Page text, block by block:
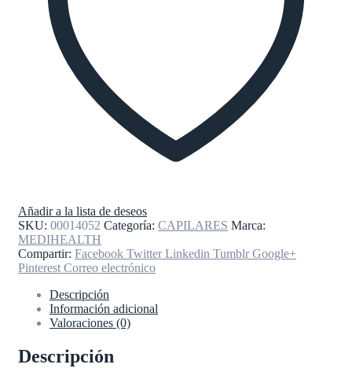
Añadir a la lista de deseos
SKU: 00014052 Categoría: CAPILARES Marca:
MEDIHEALTH
Compartir: Facebook Twitter Linkedin Tumblr Google+
Pinterest Correo electrónico
Descripción
Información adicional
Valoraciones (0)
Descripción